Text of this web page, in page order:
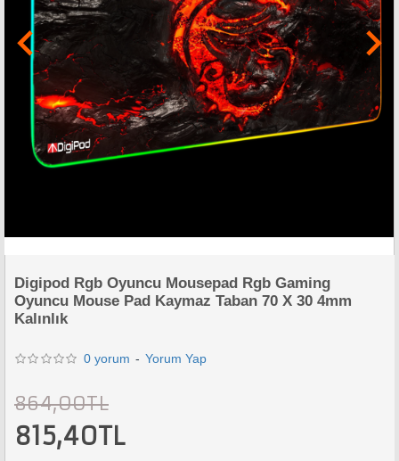
Digipod Rgb Oyuncu Mousepad Rgb Gaming
Oyuncu Mouse Pad Kaymaz Taban 70 X 30 4mm
Kalınlık
0 yorum - Yorum Yap
864,00TL
815,40TL